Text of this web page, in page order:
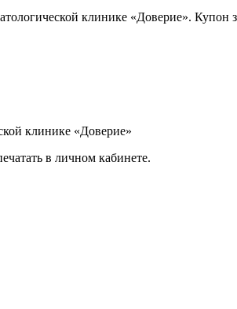
клинике «Доверие».
клинике «Доверие»
в личном кабинете.